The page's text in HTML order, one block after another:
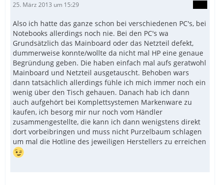
25. März 2013 um 15:29
Also ich hatte das ganze schon bei verschiedenen PC's, bei
Notebooks allerdings noch nie. Bei den PC's wa
Grundsätzlich das Mainboard oder das Netzteil defekt,
dummerweise konnte/wollte da nicht mal HP eine genaue
Begründung geben. Die haben einfach mal aufs geratwohl
Mainboard und Netzteil ausgetauscht. Behoben wars
dann tatsächlich allerdings fühle ich mich immer noch ein
wenig über den Tisch gehauen. Danach hab ich dann
auch aufgehört bei Komplettsystemen Markenware zu
kaufen, ich besorg mir nur noch vom Händler
zusammengestellte, die kann ich dann wenigstens direkt
dort vorbeibringen und muss nicht Purzelbaum schlagen
um mal die Hotline des jeweiligen Herstellers zu erreichen